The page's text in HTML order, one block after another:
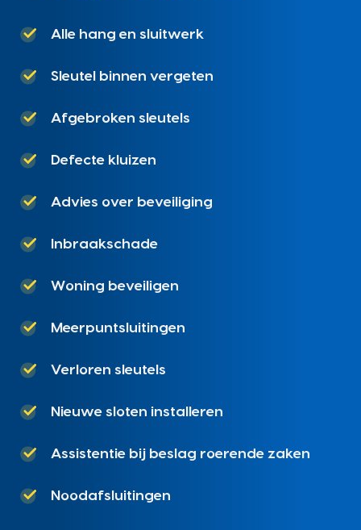
Alle hang en sluitwerk
Sleutel binnen vergeten
Afgebroken sleutels
Defecte kluizen
Advies over beveiliging
Inbraakschade
Woning beveiligen
Meerpuntsluitingen
Verloren sleutels
Nieuwe sloten installeren
Assistentie bij beslag roerende zaken
Noodafsluitingen